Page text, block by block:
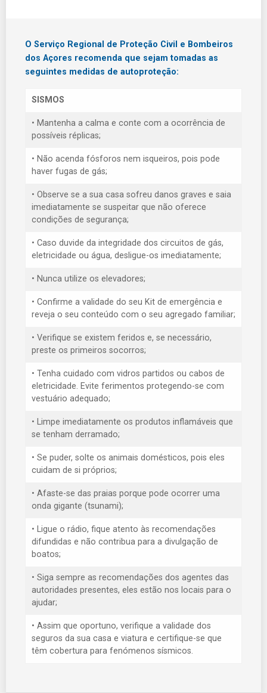
O Serviço Regional de Proteção Civil e Bombeiros
dos Açores recomenda que sejam tomadas as
seguintes medidas de autoproteção:
SISMOS
• Mantenha a calma e conte com a ocorrência de
possíveis réplicas;
• Não acenda fósforos nem isqueiros, pois pode
haver fugas de gás;
• Observe se a sua casa sofreu danos graves e saia
imediatamente se suspeitar que não oferece
condições de segurança;
• Caso duvide da integridade dos circuitos de gás,
eletricidade ou água, desligue-os imediatamente;
• Nunca utilize os elevadores;
• Confirme a validade do seu Kit de emergência e
reveja o seu conteúdo com o seu agregado familiar;
• Verifique se existem feridos e, se necessário,
preste os primeiros socorros;
• Tenha cuidado com vidros partidos ou cabos de
eletricidade. Evite ferimentos protegendo-se com
vestuário adequado;
• Limpe imediatamente os produtos inflamáveis que
se tenham derramado;
• Se puder, solte os animais domésticos, pois eles
cuidam de si próprios;
• Afaste-se das praias porque pode ocorrer uma
onda gigante (tsunami);
• Ligue o rádio, fique atento às recomendações
difundidas e não contribua para a divulgação de
boatos;
• Siga sempre as recomendações dos agentes das
autoridades presentes, eles estão nos locais para o
ajudar;
• Assim que oportuno, verifique a validade dos
seguros da sua casa e viatura e certifique-se que
têm cobertura para fenómenos sísmicos.